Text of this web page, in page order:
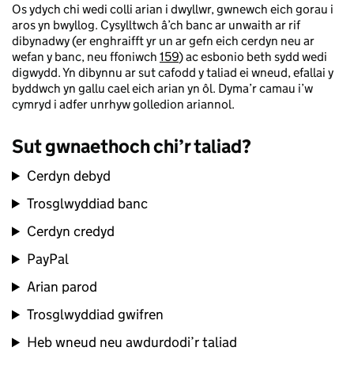
Os ydych chi wedi colli arian i dwyllwr, gwnewch eich gorau i
aros yn bwyllog. Cysylltwch â’ch banc ar unwaith ar rif
dibynadwy (er enghraifft yr un ar gefn eich cerdyn neu ar
wefan y banc, neu ffoniwch 159) ac esbonio beth sydd wedi
digwydd. Yn dibynnu ar sut cafodd y taliad ei wneud, efallai y
byddwch yn gallu cael eich arian yn ôl. Dyma’r camau i’w
cymryd i adfer unrhyw golledion ariannol.
Sut gwnaethoch chi’r taliad?
Cerdyn debyd
Trosglwyddiad banc
Cerdyn credyd
PayPal
Arian parod
Trosglwyddiad gwifren
Heb wneud neu awdurdodi’r taliad